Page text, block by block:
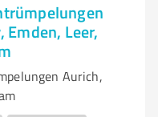
Leer,
Aurich,